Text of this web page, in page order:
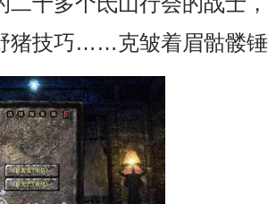
猪技巧……克皱着眉骷髅